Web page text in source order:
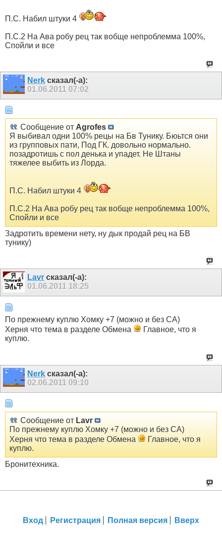
П.С. Набил штуки 4
П.С.2 На Ава робу рец так вобще непроблемма 100%,
Спойли и все
Nerk сказал(-а):
01.06.2011 07:02
Сообщение от Agrofes
Я выбивал одни 100% рецы на Бв Тунику. Бюьтся они
из групповых пати, Под ГК. довольно нормально.
позадротишь с пол денька и упадет. Не Штаны
тяжелее выбить из Лорда.
П.С. Набил штуки 4
П.С.2 На Ава робу рец так вобще непроблемма 100%,
Спойли и все
Задротить времени нету, ну дык продай рец на БВ
тунику)
Lavr сказал(-а):
01.06.2011 18:25
По прежнему куплю Хомку +7 (можно и без СА)
Херня что тема в разделе Обмена
Главное, что я
куплю.
Nerk сказал(-а):
02.06.2011 09:10
Сообщение от Lavr
По прежнему куплю Хомку +7 (можно и без СА)
Херня что тема в разделе Обмена
Главное, что я
куплю.
Бронитехника.
Вход Регистрация Полная версия Вверх